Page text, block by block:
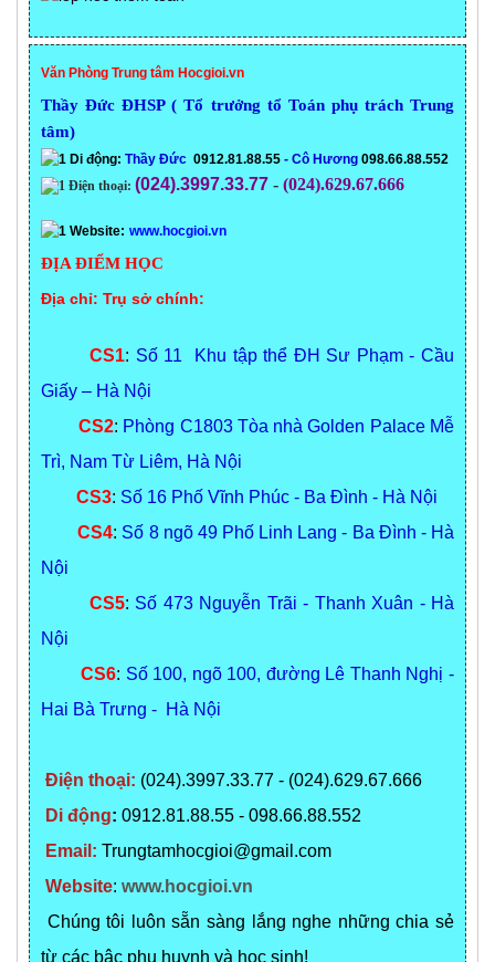
Văn Phòng Trung tâm Hocgioi.vn
Thầy Đức ĐHSP ( Tổ trưởng tổ Toán phụ trách Trung
tâm)
Di động: Thầy Đức 0912.81.88.55 - Cô Hương 098.66.88.552
Điện thoại: (024).3997.33.77 - (024).629.67.666
Website: www.hocgioi.vn
ĐỊA ĐIỂM HỌC
Địa chỉ: Trụ sở chính:
CS1: Số 11 Khu tập thể ĐH Sư Phạm - Cầu
Giấy – Hà Nội
CS2: Phòng C1803 Tòa nhà Golden Palace Mễ
Trì, Nam Từ Liêm, Hà Nội
CS3: Số 16 Phố Vĩnh Phúc - Ba Đình - Hà Nội
CS4: Số 8 ngõ 49 Phố Linh Lang - Ba Đình - Hà
Nội
CS5: Số 473 Nguyễn Trãi - Thanh Xuân - Hà
Nội
CS6: Số 100, ngõ 100, đường Lê Thanh Nghị -
Hai Bà Trưng - Hà Nội
Điện thoại: (024).3997.33.77 - (024).629.67.666
Di động: 0912.81.88.55 - 098.66.88.552
Email: Trungtamhocgioi@gmail.com
Website: www.hocgioi.vn
Chúng tôi luôn sẵn sàng lắng nghe những chia sẻ
từ các bậc phụ huynh và học sinh!